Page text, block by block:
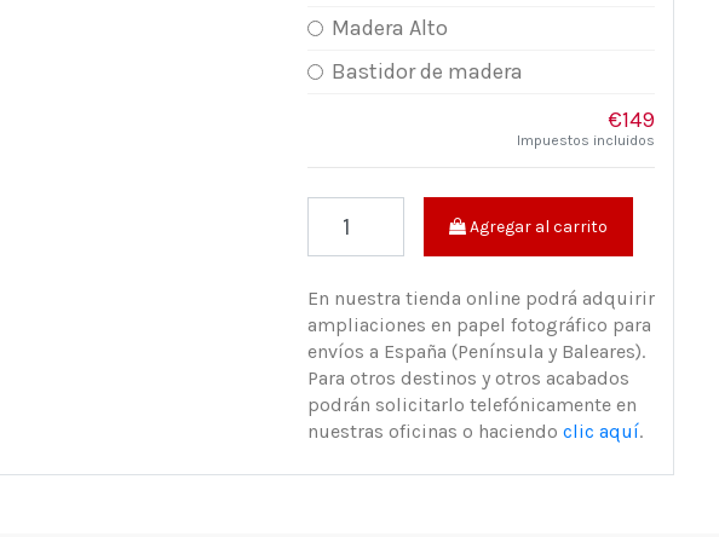
Madera Alto
Bastidor de madera
€149
Impuestos incluidos
Agregar al carrito
En nuestra tienda online podrá adquirir
ampliaciones en papel fotográfico para
envíos a España (Península y Baleares).
Para otros destinos y otros acabados
podrán solicitarlo telefónicamente en
nuestras oficinas o haciendo clic aquí.